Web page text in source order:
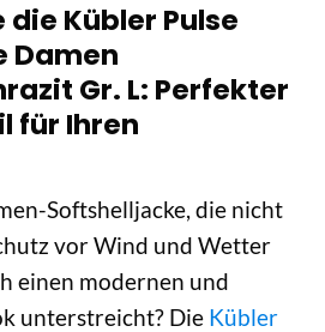
die Kübler Pulse
Damen
Gr. L: Perfekter
für Ihren
Softshelljacke, die nicht
vor Wind und Wetter
einen modernen und
unterstreicht? Die Kübler